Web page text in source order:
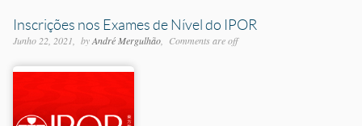
Inscrições nos Exames de Nível do IPOR
Junho 22, 2021 byAndré Mergulhão Comments are off